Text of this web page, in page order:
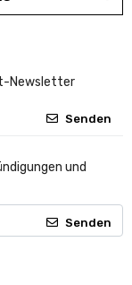
Newsletter
Senden
und
Senden